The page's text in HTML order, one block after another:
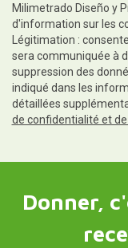
Milimetrado Diseño y
d'information sur les
Légitimation :
sera communiquée à
suppression des
indiqué dans les
détaillées
de confidentialité et
Donner,